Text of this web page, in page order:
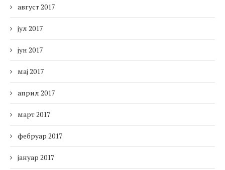
август 2017
јул 2017
јун 2017
мај 2017
април 2017
март 2017
фебруар 2017
јануар 2017